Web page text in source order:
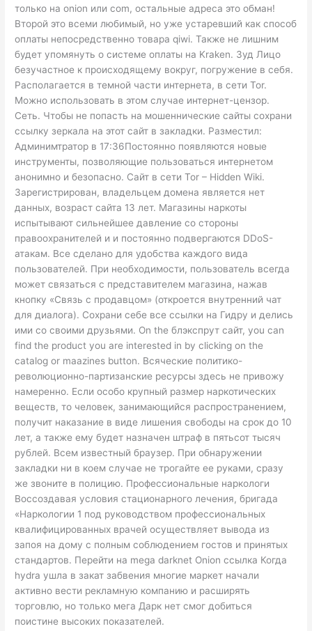
только на onion или com, остальные адреса это обман!
Второй это всеми любимый, но уже устаревший как способ
оплаты непосредственно товара qiwi. Также не лишним
будет упомянуть о системе оплаты на Kraken. Зуд Лицо
безучастное к происходящему вокруг, погружение в себя.
Располагается в темной части интернета, в сети Tor.
Можно использовать в этом случае интернет-цензор.
Сеть. Чтобы не попасть на мошеннические сайты сохрани
ссылку зеркала на этот сайт в закладки. Разместил:
Админимтратор в 17:36Постоянно появляются новые
инструменты, позволяющие пользоваться интернетом
анонимно и безопасно. Сайт в сети Tor – Hidden Wiki.
Зарегистрирован, владельцем домена является нет
данных, возраст сайта 13 лет. Магазины наркоты
испытывают сильнейшее давление со стороны
правоохранителей и и постоянно подвергаются DDoS-
атакам. Все сделано для удобства каждого вида
пользователей. При необходимости, пользователь всегда
может связаться с представителем магазина, нажав
кнопку «Связь с продавцом» (откроется внутренний чат
для диалога). Сохрани себе все ссылки на Гидру и делись
ими со своими друзьями. On the блэкспрут сайт, you can
find the product you are interested in by clicking on the
catalog or maazines button. Всяческие политико-
революционно-партизанские ресурсы здесь не привожу
намеренно. Если особо крупный размер наркотических
веществ, то человек, занимающийся распространением,
получит наказание в виде лишения свободы на срок до 10
лет, а также ему будет назначен штраф в пятьсот тысяч
рублей. Всем известный браузер. При обнаружении
закладки ни в коем случае не трогайте ее руками, сразу
же звоните в полицию. Профессиональные наркологи
Воссоздавая условия стационарного лечения, бригада
«Наркологии 1 под руководством профессиональных
квалифицированных врачей осуществляет вывода из
запоя на дому с полным соблюдением гостов и принятых
стандартов. Перейти на mega darknet Onion ссылка Когда
hydra ушла в закат забвения многие маркет начали
активно вести рекламную компанию и расширять
торговлю, но только мега Дарк нет смог добиться
поистине высоких показателей.